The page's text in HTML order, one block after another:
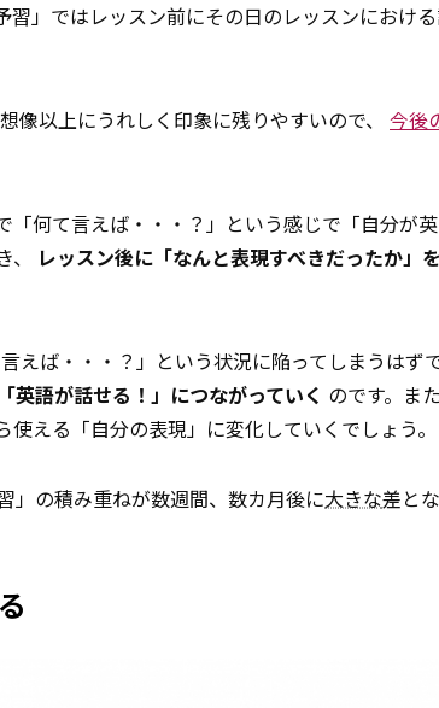
」ではレッスン前にその日のレッスンにおけ
像以上にうれしく印象に残りやすいので、 今後
何て言えば・・・？」という感じで「自分が
レッスン後に「なんと表現すべきだったか」
えば・・・？」という状況に陥ってしまうはず
英語が話せる！」につながっていく のです。ま
える「自分の表現」に変化していくでしょう。
」の積み重ねが数週間、数カ月後に大きな差と